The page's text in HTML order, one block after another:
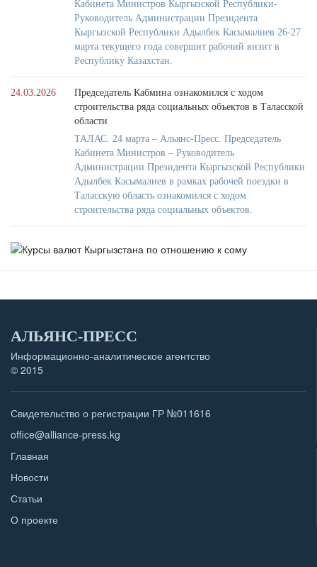
Кабинета Министров Кыргызской Республики-
Руководитель Администрации Президента
Кыргызской Республики Адылбек Касымалиев 26-27
марта текущего года совершит рабочий визит в
Республику Казахстан.
24.03.2026
Председатель Кабмина ознакомился с ходом
строительства ряда социальных объектов в Таласской
области
ТАЛАС. 24 марта – Альянс-Пресс. Председатель
Кабинета Министров – Руководитель
Администрации Президента Кыргызской Республики
Адылбек Касымалиев в рамках рабочей поездки в
Таласскую область ознакомился с ходом
строительства ряда социальных объектов.
АЛЬЯНС-ПРЕСС
Информационно-аналитическое агентство
© 2015
Свидетельство о регистрации ГР №011616
office@alliance-press.kg
Главная
Новости
Статьи
О проекте